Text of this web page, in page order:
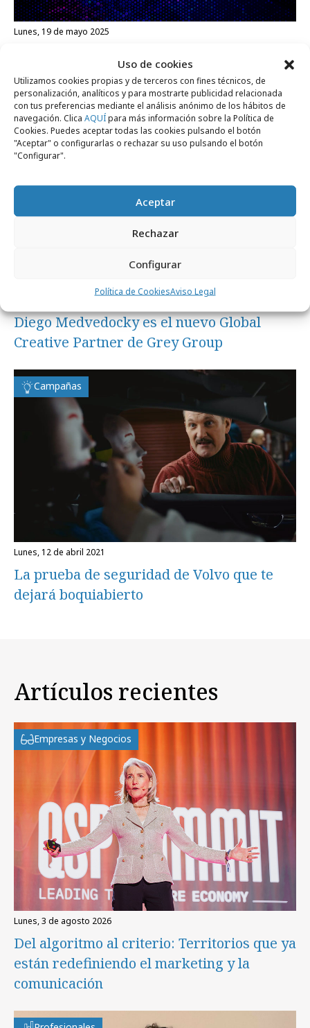
Uso de cookies
Utilizamos cookies propias y de terceros con fines técnicos, de
personalización, analíticos y para mostrarte publicidad relacionada
con tus preferencias mediante el análisis anónimo de los hábitos de
navegación. Clica AQUÍpara más información sobre la Política de
Cookies. Puedes aceptar todas las cookies pulsando el botón
"Aceptar" o configurarlas o rechazar su uso pulsando el botón
"Configurar".
Aceptar
Rechazar
Configurar
Política de CookiesAviso Legal
lunes, 19 de mayo 2025
de Ogilvy
Internacional
viernes, 22 de diciembre 2023
Diego Medvedocky es el nuevo Global
Creative Partner de Grey Group
Campañas
lunes, 12 de abril 2021
La prueba de seguridad de Volvo que te
dejará boquiabierto
Artículos recientes
Empresas y Negocios
lunes, 3 de agosto 2026
Del algoritmo al criterio: Territorios que ya
están redefiniendo el marketing y la
comunicación